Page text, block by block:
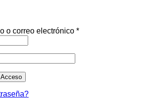
o correo electrónico *Obligatorio
Acceso